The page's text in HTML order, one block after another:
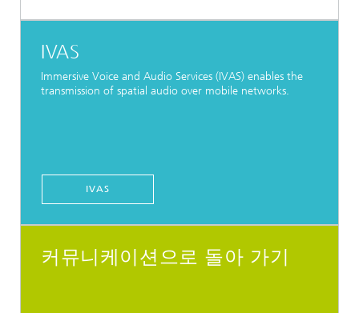
IVAS
Immersive Voice and Audio Services (IVAS) enables the
transmission of spatial audio over mobile networks.
IVAS
커뮤니케이션으로 돌아 가기